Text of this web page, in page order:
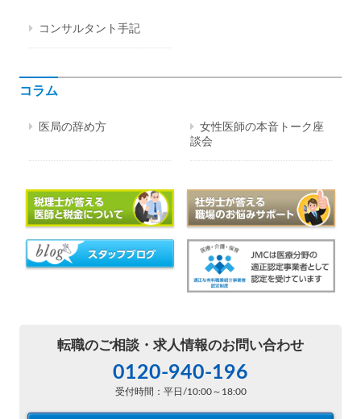
コンサルタント手記
コラム
医局の辞め方
女性医師の本音トーク座
談会
転職のご相談・ 求人情報のお問い合わせ
0120-940-196
受付時間：平日/10:00～18:00